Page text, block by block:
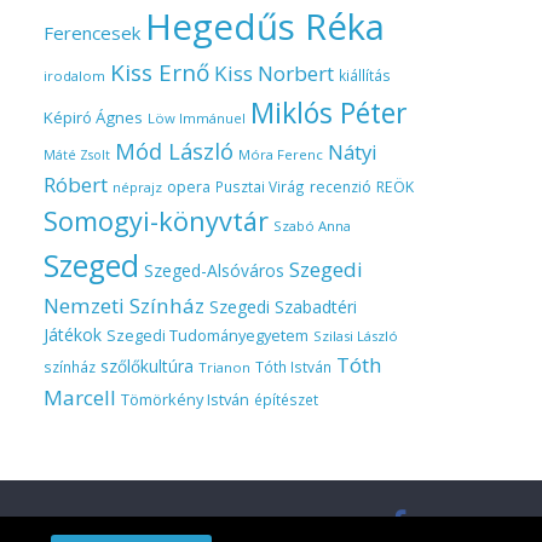
Ferencesek Hegedűs Réka
irodalom Kiss Ernő Kiss Norbert kiállítás
Képiró Ágnes Löw Immánuel Miklós Péter
Máté Zsolt Mód László Móra Ferenc Nátyi
Róbert néprajz opera Pusztai Virág recenzió REÖK
Somogyi-könyvtár Szabó Anna
Szeged Szeged-Alsóváros Szegedi
Nemzeti Színház Szegedi Szabadtéri
Játékok Szegedi Tudományegyetem Szilasi László
színház szőlőkultúra Trianon Tóth István Tóth
Marcell Tömörkény István építészet